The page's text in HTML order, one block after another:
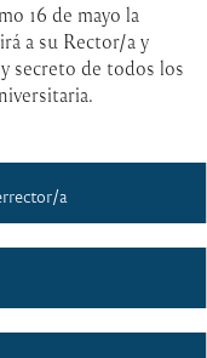
16 de mayo la
a su Rector/a y
secreto de todos los
a